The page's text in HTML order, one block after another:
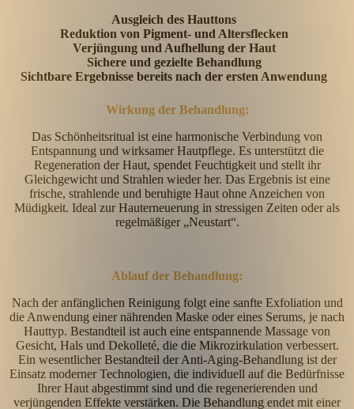
Ausgleich des Hauttons
Reduktion von Pigment- und Altersflecken
Verjüngung und Aufhellung der Haut
Sichere und gezielte Behandlung
Sichtbare Ergebnisse bereits nach der ersten Anwendung
Wirkung der Behandlung:
Das Schönheitsritual ist eine harmonische Verbindung von
Entspannung und wirksamer Hautpflege. Es unterstützt die
Regeneration der Haut, spendet Feuchtigkeit und stellt ihr
Gleichgewicht und Strahlen wieder her. Das Ergebnis ist eine
frische, strahlende und beruhigte Haut ohne Anzeichen von
Müdigkeit. Ideal zur Hauterneuerung in stressigen Zeiten oder als
regelmäßiger „Neustart“.
Ablauf der Behandlung:
Nach der anfänglichen Reinigung folgt eine sanfte Exfoliation und
die Anwendung einer nährenden Maske oder eines Serums, je nach
Hauttyp. Bestandteil ist auch eine entspannende Massage von
Gesicht, Hals und Dekolleté, die die Mikrozirkulation verbessert.
Ein wesentlicher Bestandteil der Anti-Aging-Behandlung ist der
Einsatz moderner Technologien, die individuell auf die Bedürfnisse
Ihrer Haut abgestimmt sind und die regenerierenden und
verjüngenden Effekte verstärken. Die Behandlung endet mit einer